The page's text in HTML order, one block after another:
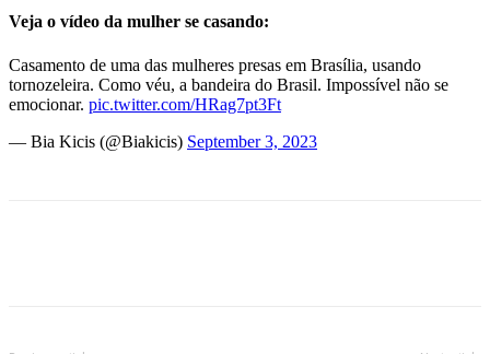
Veja o vídeo da mulher se casando:
Casamento de uma das mulheres presas em Brasília, usando
tornozeleira. Como véu, a bandeira do Brasil. Impossível não se
emocionar. pic.twitter.com/HRag7pt3Ft
— Bia Kicis (@Biakicis) September 3, 2023